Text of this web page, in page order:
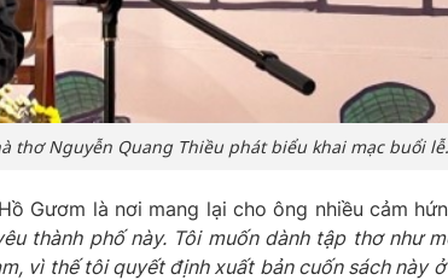
thơ Nguyễn Quang Thiều phát biểu khai mạc buổi lễ.
Gươm là nơi mang lại cho ông nhiều cảm
thành phố này. Tôi muốn dành tập thơ như
vì thế tôi quyết định xuất bản cuốn sách này ở